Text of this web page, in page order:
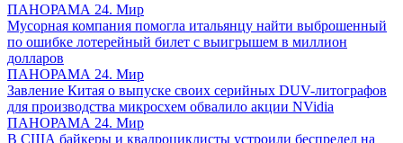
ПАНОРАМА 24. Мир
Мусорная компания помогла итальянцу найти выброшенный
по ошибке лотерейный билет с выигрышем в миллион
долларов
ПАНОРАМА 24. Мир
Завление Китая о выпуске своих серийных DUV-литографов
для производства микросхем обвалило акции NVidia
ПАНОРАМА 24. Мир
В США байкеры и квадроциклисты устроили беспредел на